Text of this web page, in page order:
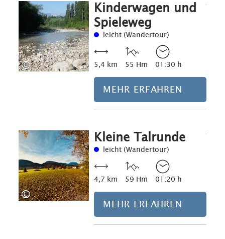
©
Kinderwagen und
Spieleweg
leicht (Wandertour)
5,4 km 55 Hm 01:30 h
MEHR ERFAHREN
©
Kleine Talrunde
leicht (Wandertour)
4,7 km 59 Hm 01:20 h
MEHR ERFAHREN